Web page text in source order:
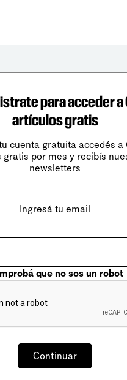
para acceder a
artículos gratis
cuenta gratuita accedés a
gratis por mes y recibís
newsletters
Ingresá tu email
que no sos un robot